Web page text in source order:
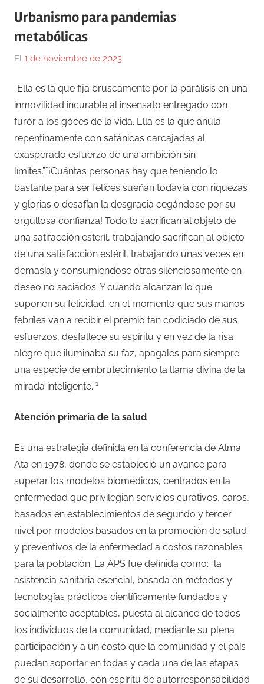
Urbanismo para pandemias
metabólicas
El 1 de noviembre de 2023
Monraz
Ensayos,
Medicina
“Ella es la que fija bruscamente por la parálisis en una
inmovilidad incurable al insensato entregado con
furór á los góces de la vida. Ella es la que anúla
repentinamente con satánicas carcajadas al
exasperado esfuerzo de una ambición sin
límites.”¨¡Cuántas personas hay que teniendo lo
bastante para ser felíces sueñan todavía con riquezas
y glorias o desafían la desgracia cegándose por su
orgullosa confianza! Todo lo sacrifican al objeto de
una satifacción esteríl, trabajando sacrifican al objeto
de una satisfacción estéril, trabajando unas veces en
demasía y consumiendose otras silenciosamente en
deseo no saciados. Y cuando alcanzan lo que
suponen su felicidad, en el momento que sus manos
febríles van a recibir el premio tan codiciado de sus
esfuerzos, desfallece su espíritu y en vez de la risa
alegre que iluminaba su faz, apagales para siempre
una especie de embrutecimiento la llama divina de la
mirada inteligente. 1
Atención primaria de la salud
Es una estrategia definida en la conferencia de Alma
Ata en 1978, donde se estableció un avance para
superar los modelos biomédicos, centrados en la
enfermedad que privilegian servicios curativos, caros,
basados en establecimientos de segundo y tercer
nivel por modelos basados en la promoción de salud
y preventivos de la enfermedad a costos razonables
para la población. La APS fue definida como: “la
asistencia sanitaria esencial, basada en métodos y
tecnologías prácticos científicamente fundados y
socialmente aceptables, puesta al alcance de todos
los individuos de la comunidad, mediante su plena
participación y a un costo que la comunidad y el país
puedan soportar en todas y cada una de las etapas
de su desarrollo, con espíritu de autorresponsabilidad